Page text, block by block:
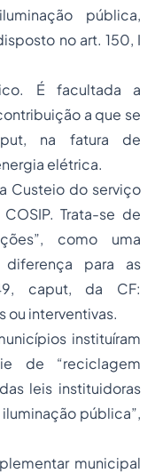
pública,
no art. 150, I
É facultada a
a que se
, na fatura de
elétrica.
Custeio do serviço
Trata-se de
como uma
para as
caput, da CF:
ou interventivas.
instituíram
de “reciclagem
leis instituidoras
pública”,
municipal